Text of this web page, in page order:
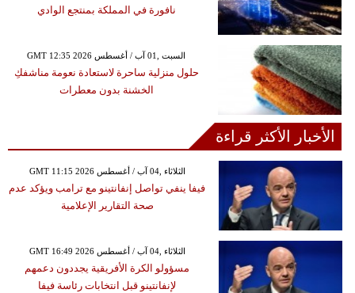
نافورة في المملكة بمنتجع الوادي
GMT 12:35 2026 السبت ,01 آب / أغسطس
حلول منزلية ساحرة لاستعادة نعومة مناشفكِ
الخشنة بدون معطرات
الأخبار الأكثر قراءة
GMT 11:15 2026 الثلاثاء ,04 آب / أغسطس
فيفا ينفي تواصل إنفانتينو مع ترامب ويؤكد عدم
صحة التقارير الإعلامية
GMT 16:49 2026 الثلاثاء ,04 آب / أغسطس
مسؤولو الكرة الأفريقية يجددون دعمهم
لإنفانتينو قبل انتخابات رئاسة فيفا